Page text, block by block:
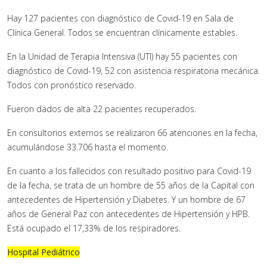
Hay 127 pacientes con diagnóstico de Covid-19 en Sala de
Clínica General. Todos se encuentran clínicamente estables.
En la Unidad de Terapia Intensiva (UTI) hay 55 pacientes con
diagnóstico de Covid-19, 52 con asistencia respiratoria mecánica.
Todos con pronóstico reservado.
Fueron dados de alta 22 pacientes recuperados.
En consultorios externos se realizaron 66 atenciones en la fecha,
acumulándose 33.706 hasta el momento.
En cuanto a los fallecidos con resultado positivo para Covid-19
de la fecha, se trata de un hombre de 55 años de la Capital con
antecedentes de Hipertensión y Diabetes. Y un hombre de 67
años de General Paz con antecedentes de Hipertensión y HPB.
Está ocupado el 17,33% de los respiradores.
Hospital Pediátrico